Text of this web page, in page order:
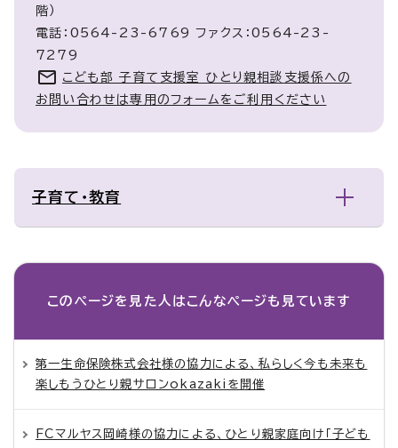
階）
電話：0564-23-6769 ファクス：0564-23-
7279
こども部 子育て支援室 ひとり親相談支援係への
お問い合わせは専用のフォームをご利用ください
子育て・教育
このページを見た人は こんなページも見ています
第一生命保険株式会社様の協力による、私らしく今も未来も
楽しもうひとり親サロンokazakiを開催
FCマルヤス岡崎様の協力による、ひとり親家庭向け「子ども